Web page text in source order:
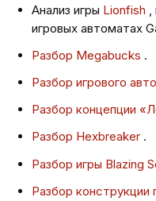
Анализ игры Lionfish
игровых автоматах
Разбор Megabucks .
Разбор игрового
Разбор концепции
Разбор Hexbreaker .
Разбор игры Blazing
Разбор конструкции